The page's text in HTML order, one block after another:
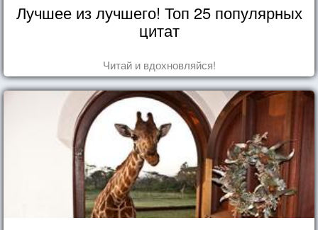
Лучшее из лучшего! Топ 25 популярных
цитат
Читай и вдохновляйся!